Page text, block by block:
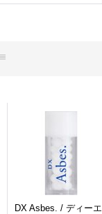
DX Asbes. / ディーエ